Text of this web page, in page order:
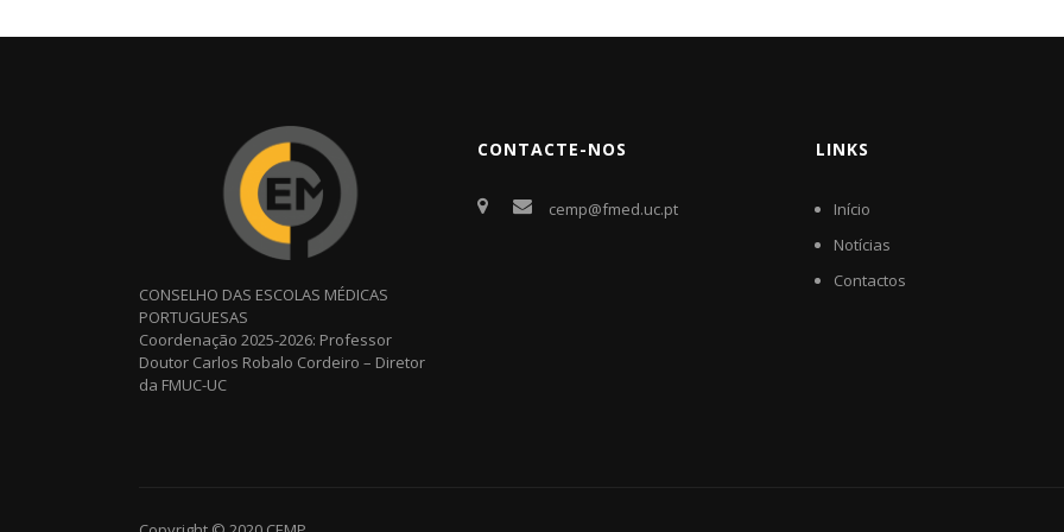
CONSELHO DAS ESCOLAS MÉDICAS
PORTUGUESAS
Coordenação 2025-2026: Professor
Doutor Carlos Robalo Cordeiro – Diretor
da FMUC-UC
CONTACTE-NOS
cemp@fmed.uc.pt
LINKS
Início
Notícias
Contactos